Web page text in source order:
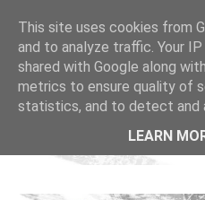
This site uses cookies from
and to analyze traffic. Your
shared with Google along
metrics to ensure quality of
statistics, and to detect and
LEARN